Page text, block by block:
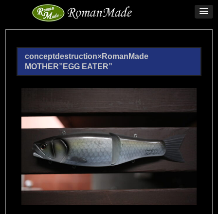
conceptdestruction×RomanMade
MOTHER”EGG EATER”